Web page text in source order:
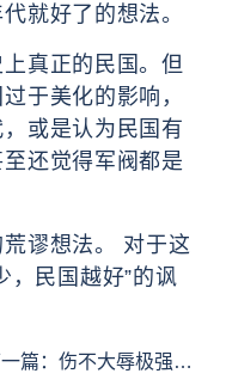
就好了的想法。
真正的民国。但
于美化的影响，
或是认为民国有
还觉得军阀都是
谬想法。 对于这
，民国越好”的讽
篇：伤不大辱极强是